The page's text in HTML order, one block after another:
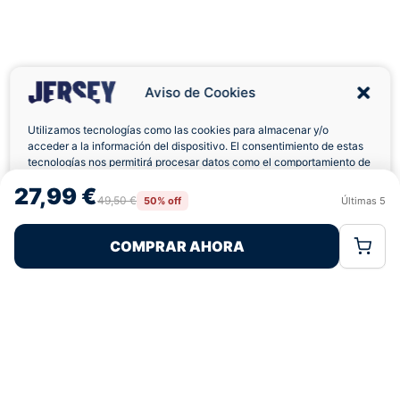
Aviso de Cookies
Utilizamos tecnologías como las cookies para almacenar y/o
acceder a la información del dispositivo. El consentimiento de estas
tecnologías nos permitirá procesar datos como el comportamiento de
retirar el consentimiento, puede afectar negativamente a ciertas
características y funciones.
Rechazar
Política de CookiesPolítica de Privacidad
27,99 €49,50 € 50% off Últimas 5
COMPRAR AHORA
Envíos a Domicilio Devolución 7 Días
Ofertas Sin Límites